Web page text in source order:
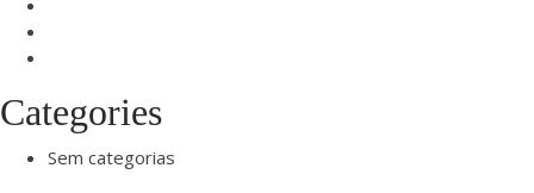
Categories
Sem categorias